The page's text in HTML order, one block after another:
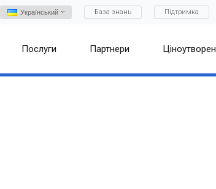
Український База знань Підтримка
Послуги Партнери